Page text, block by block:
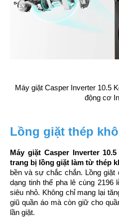
Máy giặt Casper Inverter 10.5
động cơ
Lồng giặt thép
Máy giặt Casper Inverter
trang bị lồng giặt làm từ thép
bền và sự chắc chắn. Lồng
dạng tinh thể pha lê cùng
siêu nhỏ. Không chỉ mang lại
giũ quần áo mà còn giữ cho
lần giặt.